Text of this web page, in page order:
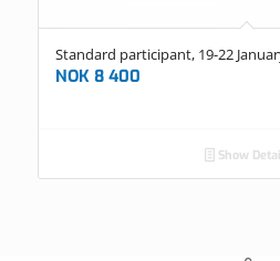
Standard participant, 19-22
NOK8 400
Show